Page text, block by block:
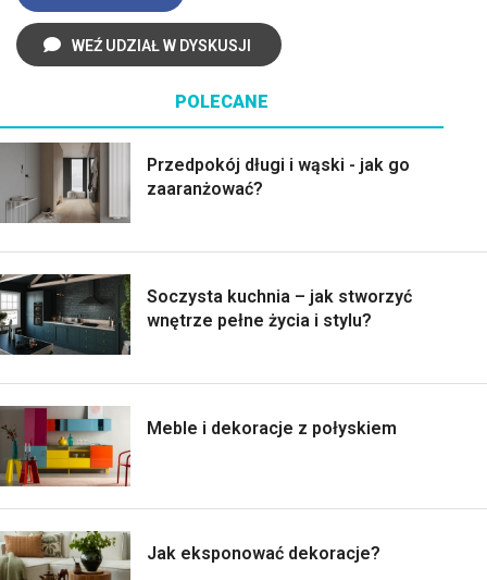
WEŹ UDZIAŁ W DYSKUSJI
POLECANE
Przedpokój długi i wąski - jak go
zaaranżować?
Soczysta kuchnia – jak stworzyć
wnętrze pełne życia i stylu?
Meble i dekoracje z połyskiem
Jak eksponować dekoracje?